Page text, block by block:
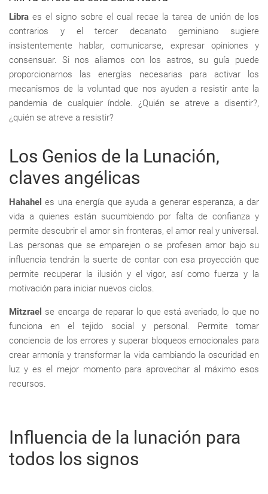
Libra es el signo sobre el cual recae la tarea de unión de los
contrarios y el tercer decanato geminiano sugiere
insistentemente hablar, comunicarse, expresar opiniones y
consensuar. Si nos aliamos con los astros, su guía puede
proporcionarnos las energías necesarias para activar los
mecanismos de la voluntad que nos ayuden a resistir ante la
pandemia de cualquier índole. ¿Quién se atreve a disentir?,
¿quién se atreve a resistir?
Los Genios de la Lunación,
claves angélicas
Hahahel es una energía que ayuda a generar esperanza, a dar
vida a quienes están sucumbiendo por falta de confianza y
permite descubrir el amor sin fronteras, el amor real y universal.
Las personas que se emparejen o se profesen amor bajo su
influencia tendrán la suerte de contar con esa proyección que
permite recuperar la ilusión y el vigor, así como fuerza y la
motivación para iniciar nuevos ciclos.
Mitzrael se encarga de reparar lo que está averiado, lo que no
funciona en el tejido social y personal. Permite tomar
conciencia de los errores y superar bloqueos emocionales para
crear armonía y transformar la vida cambiando la oscuridad en
luz y es el mejor momento para aprovechar al máximo esos
recursos.
Influencia de la lunación para
todos los signos